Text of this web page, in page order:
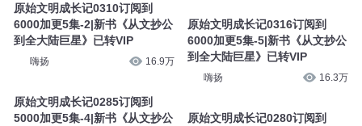
原始文明成长记0310订阅到
6000加更5集-2|新书《从文抄公
到全大陆巨星》已转VIP
嗨扬 16.9万
原始文明成长记0285订阅到
5000加更5集-4|新书《从文抄公
原始文明成长记0316订阅到
6000加更5集-5|新书《从文抄公
到全大陆巨星》已转VIP
嗨扬 16.3万
原始文明成长记0280订阅到